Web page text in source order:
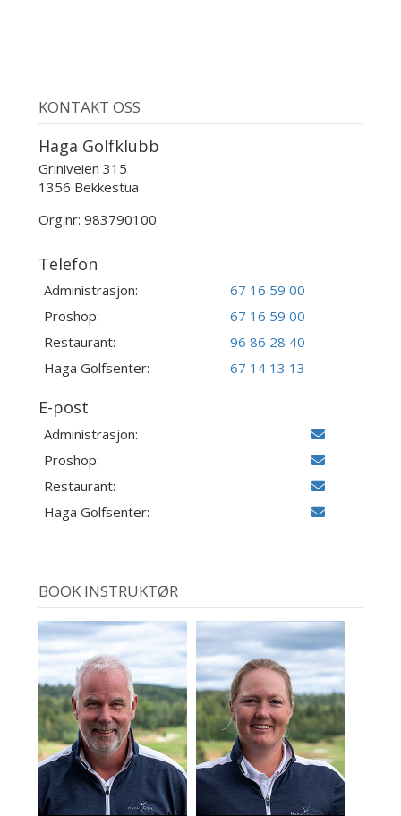
KONTAKT OSS
Haga Golfklubb
Griniveien 315
1356 Bekkestua
Org.nr: 983790100
Telefon
Administrasjon:
67 16 59 00
Proshop:
67 16 59 00
Restaurant:
96 86 28 40
Haga Golfsenter:
67 14 13 13
E-post
Administrasjon:
Proshop:
Restaurant:
Haga Golfsenter:
BOOK INSTRUKTØR